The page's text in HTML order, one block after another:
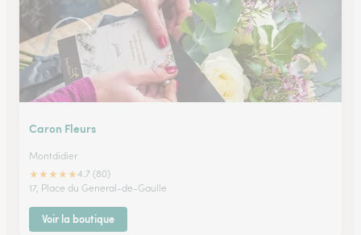
Caron Fleurs
Montdidier
★★★★★4.7 (80)
17, Place du General-de-Gaulle
Voir la boutique